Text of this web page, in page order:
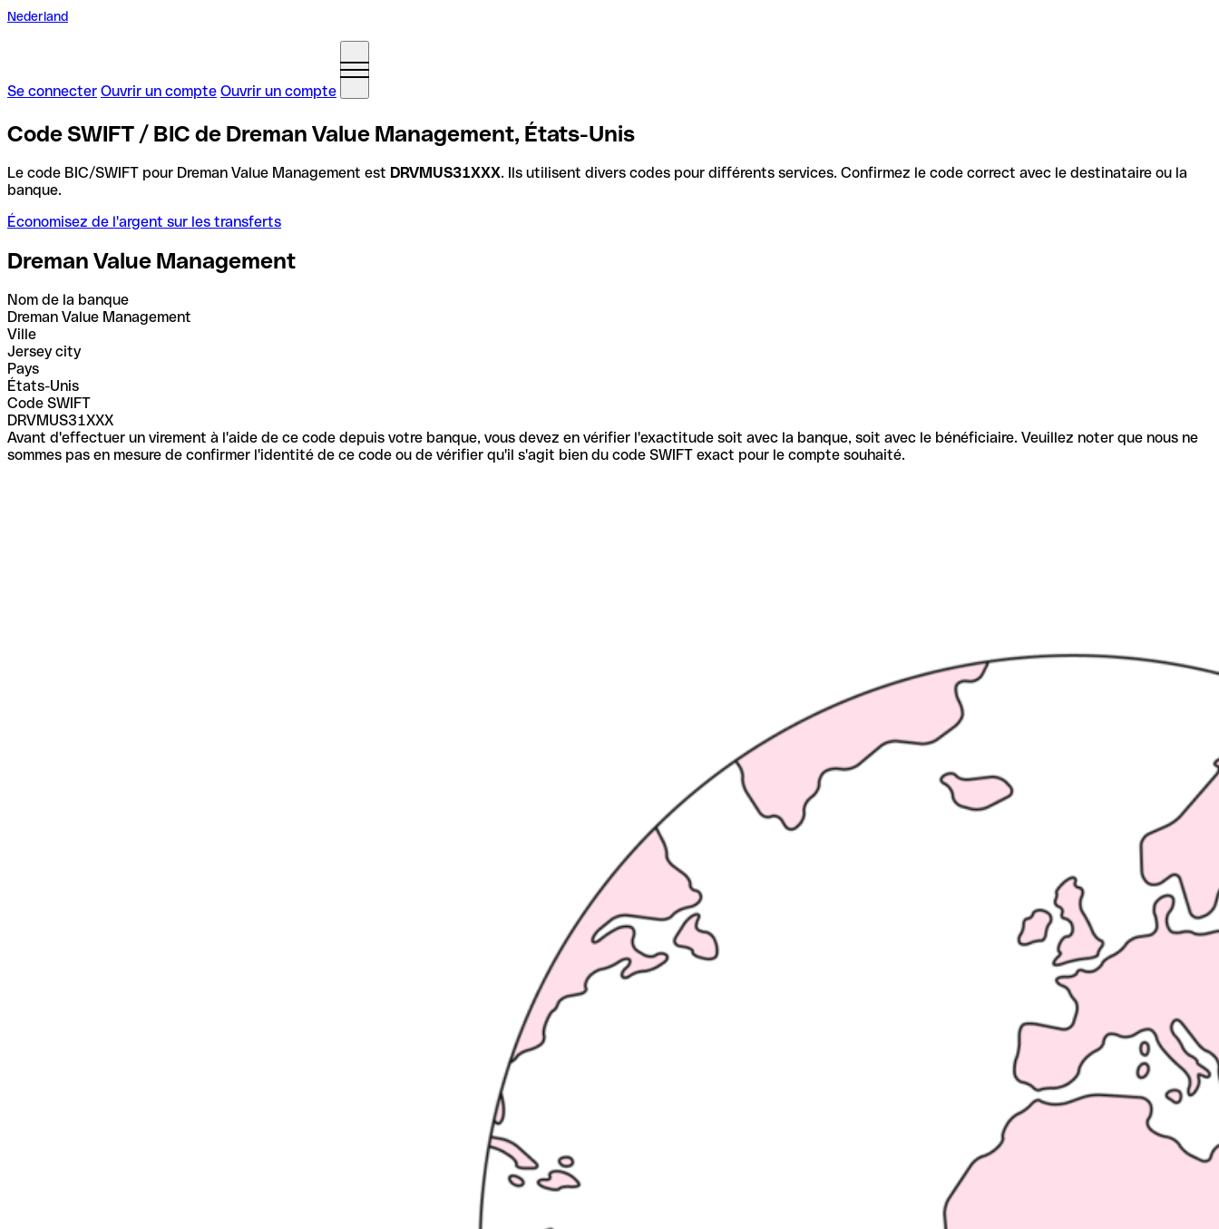
Nederland
Se connecter Ouvrir un compte Ouvrir un compte
Code SWIFT / BIC de Dreman Value Management, États-Unis
Le code BIC/SWIFT pour Dreman Value Management est DRVMUS31XXX. Ils utilisent divers codes pour différents services. Confirmez le code correct avec le destinataire ou la
banque.
Économisez de l'argent sur les transferts
Dreman Value Management
Nom de la banque
Dreman Value Management
Ville
Jersey city
Pays
États-Unis
Code SWIFT
DRVMUS31XXX
Avant d'effectuer un virement à l'aide de ce code depuis votre banque, vous devez en vérifier l'exactitude soit avec la banque, soit avec le bénéficiaire. Veuillez noter que nous ne
sommes pas en mesure de confirmer l'identité de ce code ou de vérifier qu'il s'agit bien du code SWIFT exact pour le compte souhaité.